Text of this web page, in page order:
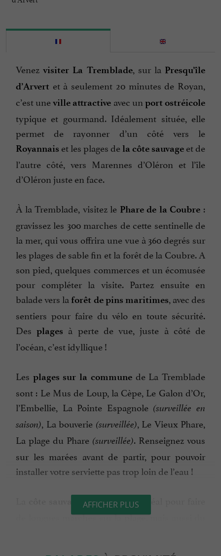
Venezvisiter La Tremblade, sur la Presqu’île
d’Arvert et à seulement 20 minutes de Royan,
c’est uneville attractive avec un port ostréicole
typique et gourmand. Idéalement située, elle
permet de rayonner d’un côté vers le
Royannais et les plages dela côte sauvage et de
l’autre côté, vers Marennes d’Oléron et l’île
d’Oléron juste en face.
À la Tremblade, visitez le Phare de la Coubre :
gravissez les 300 marches de cette sentinelle de
la mer, qui vous offrira une vue à 360 degrés sur
les plages de sable fin et la forêt de la Coubre. A
son pied, quelques commerces et un écomusée
pour compléter la visite. Partez ensuite en
balade vers la forêt de pins maritimes, avec des
sentiers pour faire du vélo en toute sécurité.
Desplages à perte de vue, juste à côté de
l’océan, c’est idyllique !
Les plages sur la communede La Tremblade
sont : Le Mus de Loup, la Cèpe, Le Galon d’Or,
l’Embellie, La Pointe Espagnole (surveillée en
saison), La bouverie (surveillée), Le Vieux Phare,
La plage du Phare (surveillée). Renseignez vous
sur les marées avant de partir, pour pouvoir
installer votre serviette pas trop loin de l’eau !
, c’est l’endroit idéal pour faire
de longues marches sur la plage, mais aussi du
AFFICHER PLUS